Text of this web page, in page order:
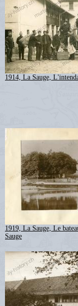
1914, La Sauge,
1919, La Sauge, Le
Sauge